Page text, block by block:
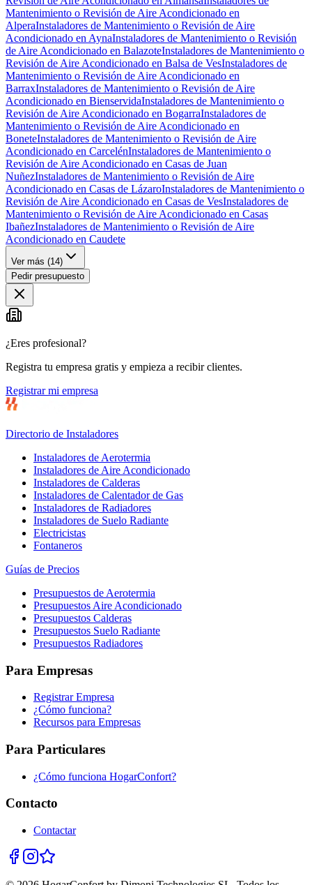
Mantenimiento o Revisión de Aire Acondicionado en
AlperaInstaladores de Mantenimiento o Revisión de Aire
Acondicionado en AynaInstaladores de Mantenimiento o Revisión
de Aire Acondicionado en BalazoteInstaladores de Mantenimiento o
Revisión de Aire Acondicionado en Balsa de VesInstaladores de
Mantenimiento o Revisión de Aire Acondicionado en
BarraxInstaladores de Mantenimiento o Revisión de Aire
Acondicionado en BienservidaInstaladores de Mantenimiento o
Revisión de Aire Acondicionado en BogarraInstaladores de
Mantenimiento o Revisión de Aire Acondicionado en
BoneteInstaladores de Mantenimiento o Revisión de Aire
Acondicionado en CarcelénInstaladores de Mantenimiento o
Revisión de Aire Acondicionado en Casas de Juan
NuñezInstaladores de Mantenimiento o Revisión de Aire
Acondicionado en Casas de LázaroInstaladores de Mantenimiento o
Revisión de Aire Acondicionado en Casas de VesInstaladores de
Mantenimiento o Revisión de Aire Acondicionado en Casas
IbañezInstaladores de Mantenimiento o Revisión de Aire
Acondicionado en Caudete
Ver más (14)
Pedir presupuesto
¿Eres profesional?
Registra tu empresa gratis y empieza a recibir clientes.
Registrar mi empresa
Directorio de Instaladores
Instaladores de Aerotermia
Instaladores de Aire Acondicionado
Instaladores de Calderas
Instaladores de Calentador de Gas
Instaladores de Radiadores
Instaladores de Suelo Radiante
Electricistas
Fontaneros
Guías de Precios
Presupuestos de Aerotermia
Presupuestos Aire Acondicionado
Presupuestos Calderas
Presupuestos Suelo Radiante
Presupuestos Radiadores
Para Empresas
Registrar Empresa
¿Cómo funciona?
Recursos para Empresas
Para Particulares
¿Cómo funciona HogarConfort?
Contacto
Contactar